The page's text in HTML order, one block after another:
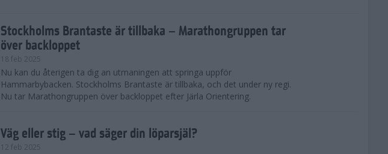
Stockholms Brantaste är tillbaka – Marathongruppen tar
över backloppet
18 feb 2025
Nu kan du återigen ta dig an utmaningen att springa uppför
Hammarbybacken. Stockholms Brantaste är tillbaka, och det under ny regi.
Nu tar Marathongruppen över backloppet efter Järla Orientering.
Väg eller stig – vad säger din löparsjäl?
12 feb 2025